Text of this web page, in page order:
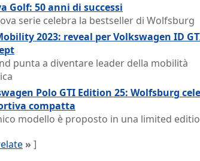
Golf: 50 anni di successi
serie celebra la bestseller di Wolfsburg
2023: reveal per Volkswagen ID
punta a diventare leader della mobilità
Polo GTI Edition 25: Wolfsburg
compatta
modello è proposto in una limited
» ]